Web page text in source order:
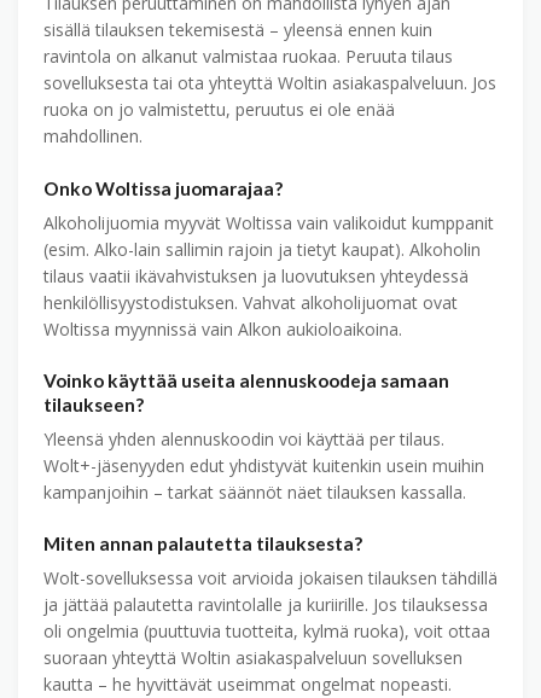
sisällä tilauksen tekemisestä – yleensä ennen kuin
ravintola on alkanut valmistaa ruokaa. Peruuta tilaus
sovelluksesta tai ota yhteyttä Woltin asiakaspalveluun. Jos
ruoka on jo valmistettu, peruutus ei ole enää
mahdollinen.
Onko Woltissa juomarajaa?
Alkoholijuomia myyvät Woltissa vain valikoidut kumppanit
(esim. Alko-lain sallimin rajoin ja tietyt kaupat). Alkoholin
tilaus vaatii ikävahvistuksen ja luovutuksen yhteydessä
henkilöllisyys­todistuksen. Vahvat alkoholijuomat ovat
Woltissa myynnissä vain Alkon aukioloaikoina.
Voinko käyttää useita alennuskoodeja samaan
tilaukseen?
Yleensä yhden alennuskoodin voi käyttää per tilaus.
Wolt+-jäsenyyden edut yhdistyvät kuitenkin usein muihin
kampanjoihin – tarkat säännöt näet tilauksen kassalla.
Miten annan palautetta tilauksesta?
Wolt-sovelluksessa voit arvioida jokaisen tilauksen tähdillä
ja jättää palautetta ravintolalle ja kuriirille. Jos tilauksessa
oli ongelmia (puuttuvia tuotteita, kylmä ruoka), voit ottaa
suoraan yhteyttä Woltin asiakaspalveluun sovelluksen
kautta – he hyvittävät useimmat ongelmat nopeasti.